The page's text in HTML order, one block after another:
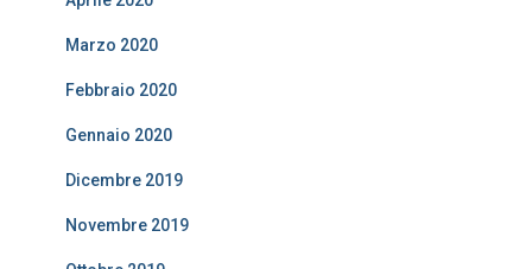
Marzo 2020
Febbraio 2020
Gennaio 2020
Dicembre 2019
Novembre 2019